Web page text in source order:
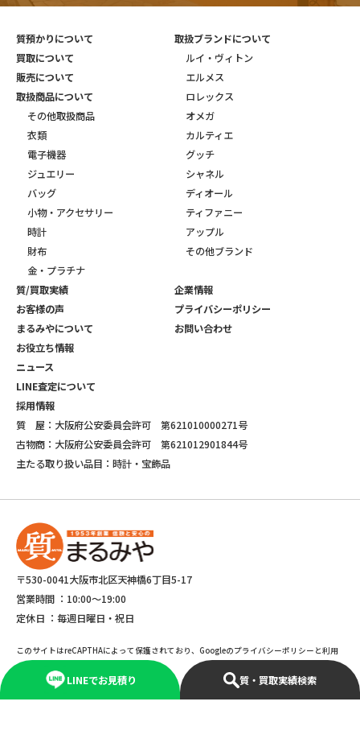
LINEでお見積り 質・買取実績検索
質預かりについて
買取について
販売について
取扱商品について
その他取扱商品
衣類
電子機器
ジュエリー
バッグ
小物・アクセサリー
時計
財布
金・プラチナ
取扱ブランドについて
ルイ・ヴィトン
エルメス
ロレックス
オメガ
カルティエ
グッチ
シャネル
ディオール
ティファニー
アップル
その他ブランド
質/買取実績
お客様の声
まるみやについて
お役立ち情報
ニュース
LINE査定について
採用情報
企業情報
プライバシーポリシー
お問い合わせ
質 屋：大阪府公安委員会許可 第621010000271号
古物商：大阪府公安委員会許可 第621012901844号
主たる取り扱い品目：時計・宝飾品
〒530-0041大阪市北区天神橋6丁目5-17
営業時間 ： 10:00～19:00
定休日 ： 毎週日曜日・祝日
このサイトはreCAPTHAによって保護されており、Googleのプライバシーポリシーと利用
規約が適応されます。